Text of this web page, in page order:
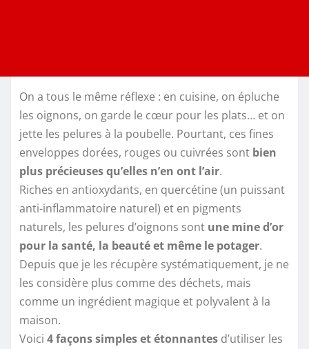
On a tous le même réflexe : en cuisine, on épluche
les oignons, on garde le cœur pour les plats… et on
jette les pelures à la poubelle. Pourtant, ces fines
enveloppes dorées, rouges ou cuivrées sont bien
plus précieuses qu’elles n’en ont l’air.
Riches en antioxydants, en quercétine (un puissant
anti-inflammatoire naturel) et en pigments
naturels, les pelures d’oignons sont une mine d’or
pour la santé, la beauté et même le potager.
Depuis que je les récupère systématiquement, je ne
les considère plus comme des déchets, mais
comme un ingrédient magique et polyvalent à la
maison.
Voici 4 façons simples et étonnantes d’utiliser les